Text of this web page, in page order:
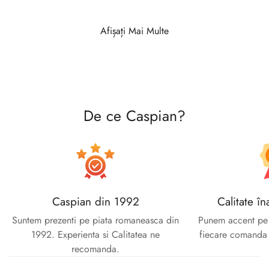
Afișați Mai Multe
De ce Caspian?
Caspian din 1992
Suntem prezenti pe piata romaneasca din
1992. Experienta si Calitatea ne
recomanda.
Calitate
Punem accent
fiecare